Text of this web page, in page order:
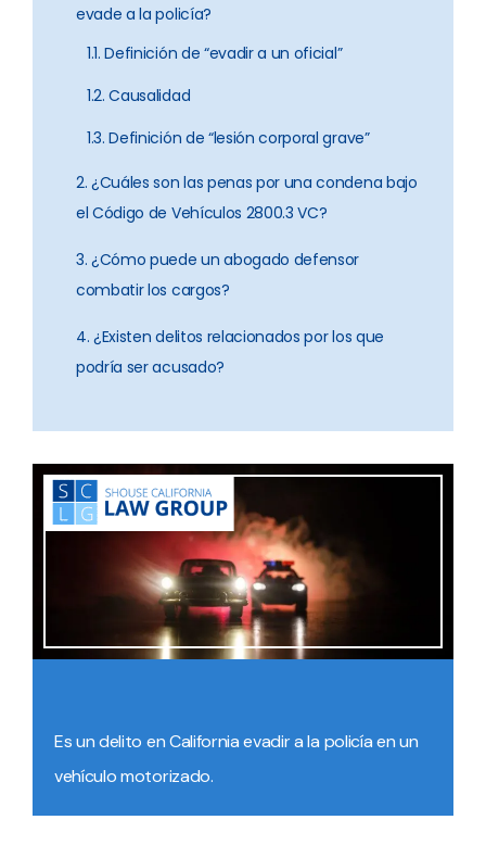
evade a la policía?
1.1. Definición de “evadir a un oficial”
1.2. Causalidad
1.3. Definición de “lesión corporal grave”
2. ¿Cuáles son las penas por una condena bajo
el Código de Vehículos 2800.3 VC?
3. ¿Cómo puede un abogado defensor
combatir los cargos?
4. ¿Existen delitos relacionados por los que
podría ser acusado?
Es un delito en California evadir a la policía en un
vehículo motorizado.